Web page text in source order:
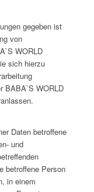
gegeben ist
von
WORLD
sich hierzu
BABA`S WORLD
Daten betroffene
und
betroffene Person
in einem